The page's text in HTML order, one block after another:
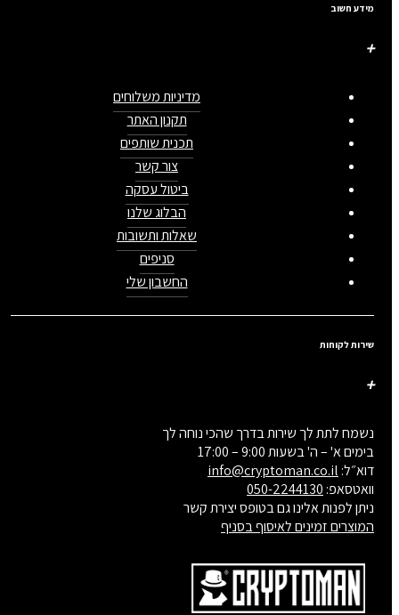
מידע חשוב
מדיניות משלוחים
תקנון האתר
תכנית שותפים
צור קשר
ביטול עסקה
הבלוג שלנו
שאלות ותשובות
סניפים
החשבון שלי
שירות לקוחות
נשמח לתת לך שירות בדרך שהכי נוחה לך
בימים א' – ה' בשעות 9:00 – 17:00
דוא״ל:info@cryptoman.co.il
וואטסאפ:050-2244130
ניתן לפנות אלינו גם בטופס יצירת קשר
המוצרים זמינים לאיסוף בסניף